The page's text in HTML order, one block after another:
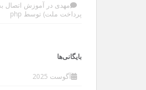
مهدی در آموزش اتصال
پرداخت ملت) توسط php
بایگانی‌ها
آگوست 2025